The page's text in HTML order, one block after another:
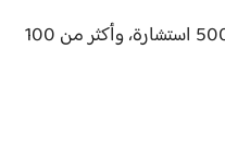
يقود وليد إبراهيم العودة ثورة في عالم الاستثمار التشاركي داخل المملكة، بخبرة تجاوزت 5000 استشارة، وأكثر من 100